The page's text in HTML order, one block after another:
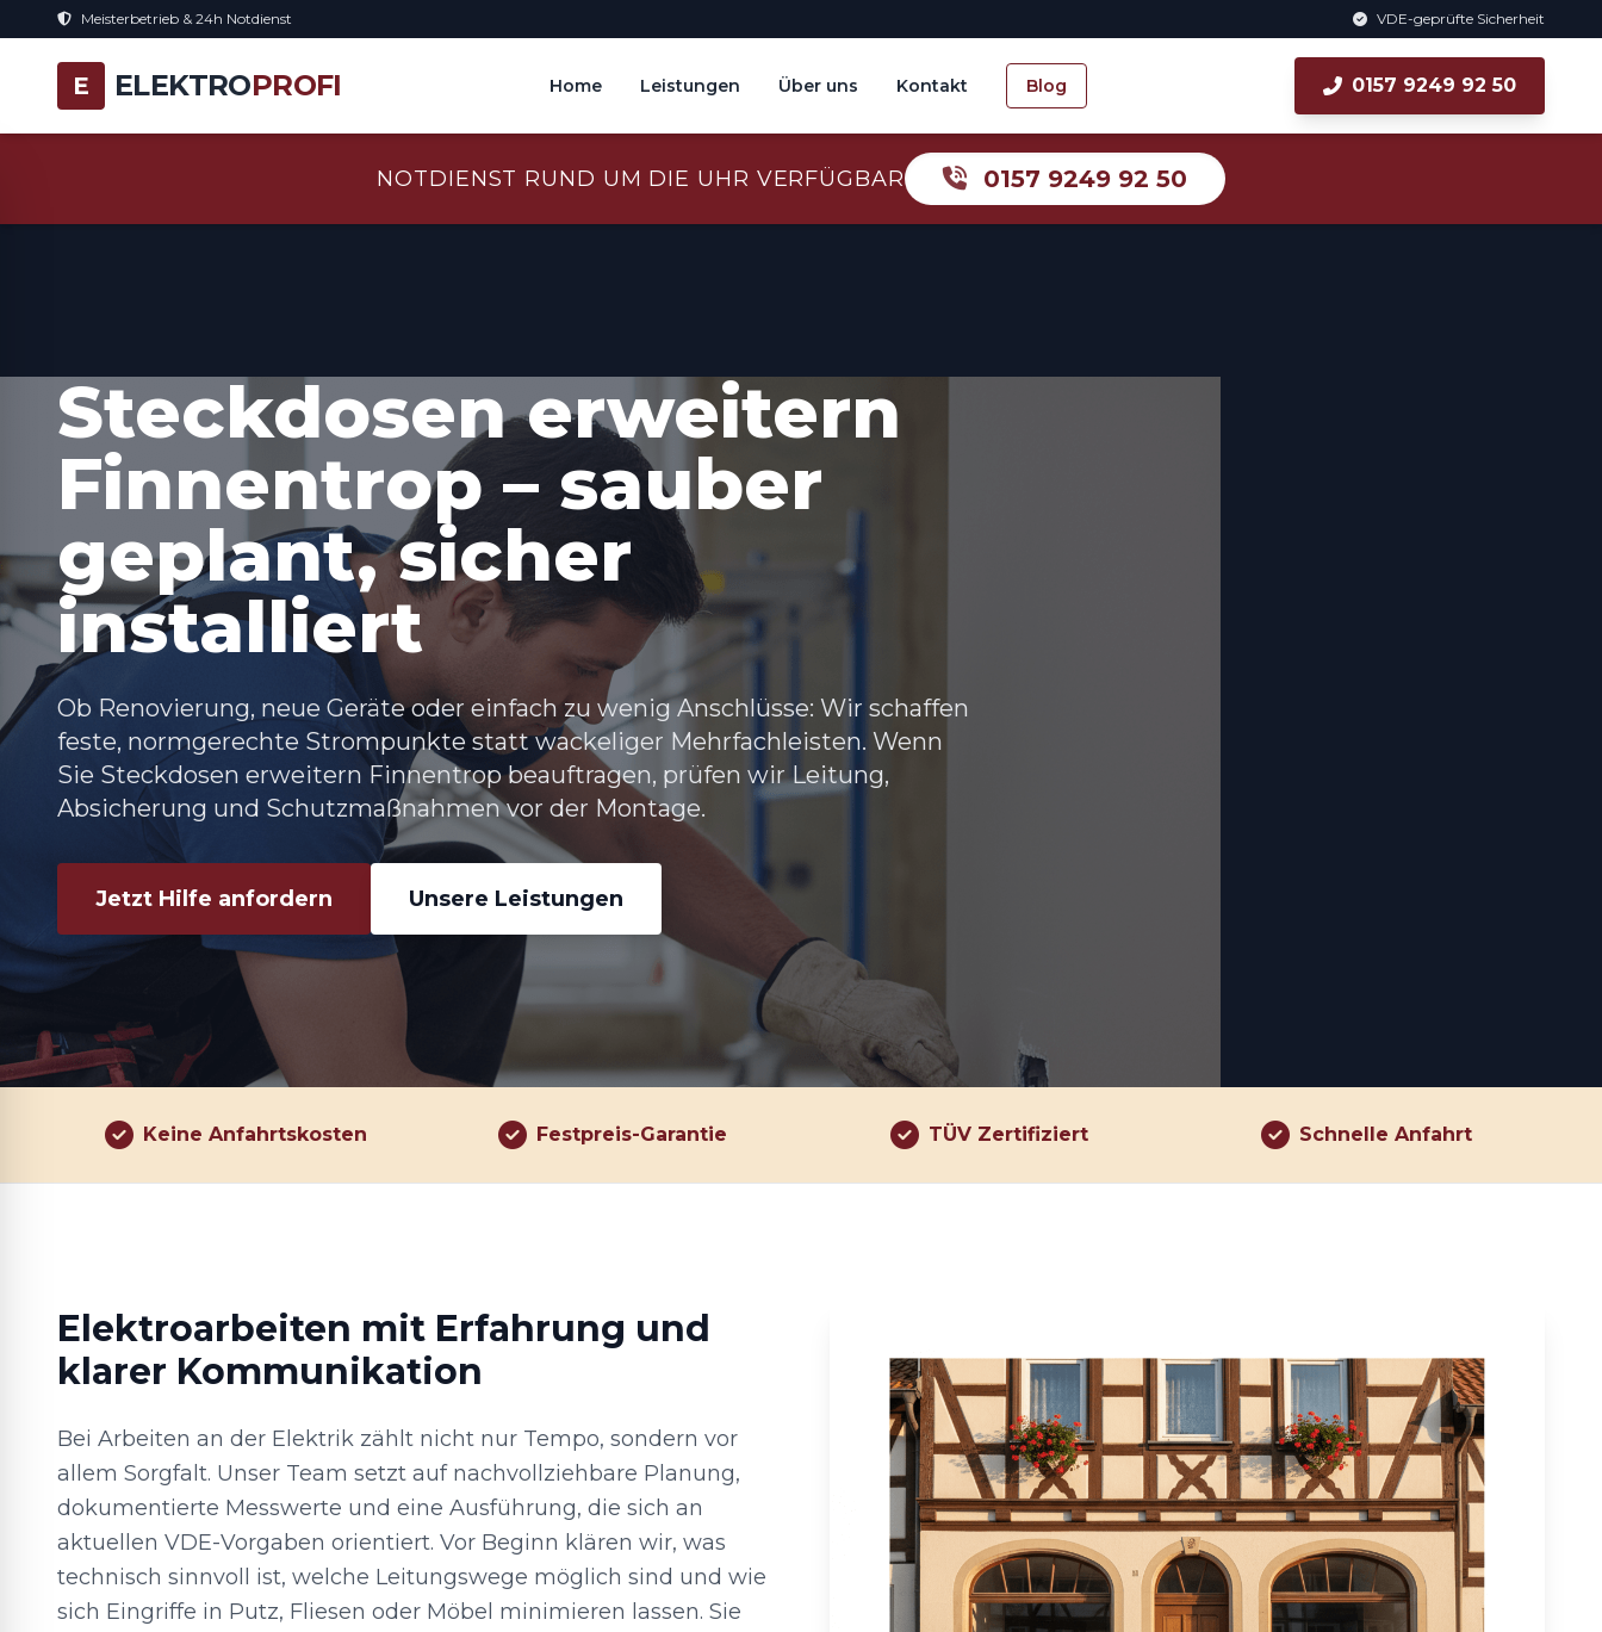
Meisterbetrieb & 24h Notdienst VDE-geprüfte Sicherheit
E ELEKTROPROFI Home Leistungen Über uns Kontakt Blog 0157 9249 92 50
NOTDIENST RUND UM DIE UHR VERFÜGBAR 0157 9249 92 50
Steckdosen erweitern
Finnentrop – sauber
geplant, sicher
installiert
Ob Renovierung, neue Geräte oder einfach zu wenig Anschlüsse: Wir schaffen
feste, normgerechte Strompunkte statt wackeliger Mehrfachleisten. Wenn
Sie Steckdosen erweitern Finnentropbeauftragen, prüfen wir Leitung,
Absicherung und Schutzmaßnahmen vor der Montage.
Jetzt Hilfe anfordern Unsere Leistungen
Keine Anfahrtskosten Festpreis-Garantie TÜV Zertifiziert Schnelle Anfahrt
Elektroarbeiten mit Erfahrung und
klarer Kommunikation
Bei Arbeiten an der Elektrik zählt nicht nur Tempo, sondern vor
allem Sorgfalt. Unser Team setzt auf nachvollziehbare Planung,
dokumentierte Messwerte und eine Ausführung, die sich an
aktuellen VDE-Vorgaben orientiert. Vor Beginn klären wir, was
technisch sinnvoll ist, welche Leitungswege möglich sind und wie
sich Eingriffe in Putz, Fliesen oder Möbel minimieren lassen. Sie